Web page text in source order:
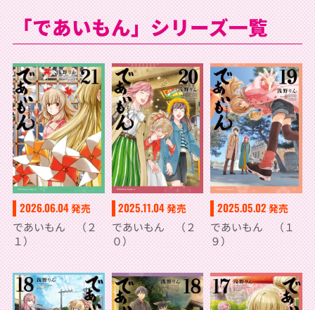
「であいもん」シリーズ一覧
2026.06.04発売
であいもん （２
１）
2025.11.04発売
であいもん （２
０）
2025.05.02 発売
であいもん （１
９）